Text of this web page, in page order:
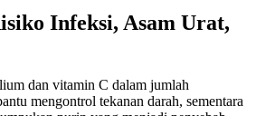
Infeksi, Asam Urat,
dan vitamin C dalam jumlah
mengontrol tekanan darah, sementara